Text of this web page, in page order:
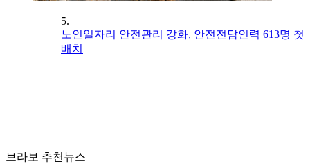
5.
노인일자리 안전관리 강화, 안전전담인력 613명 첫
배치
브라보 추천뉴스